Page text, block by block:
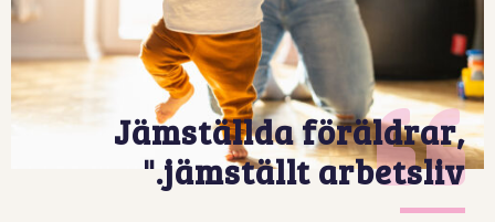
Jämställda föräldrar,
jämställt arbetsliv."